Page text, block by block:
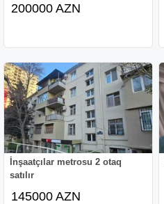
200000 AZN
İnşaatçılar metrosu 2 otaq
satılır
145000 AZN